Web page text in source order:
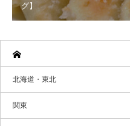
グ】
北海道・東北
関東